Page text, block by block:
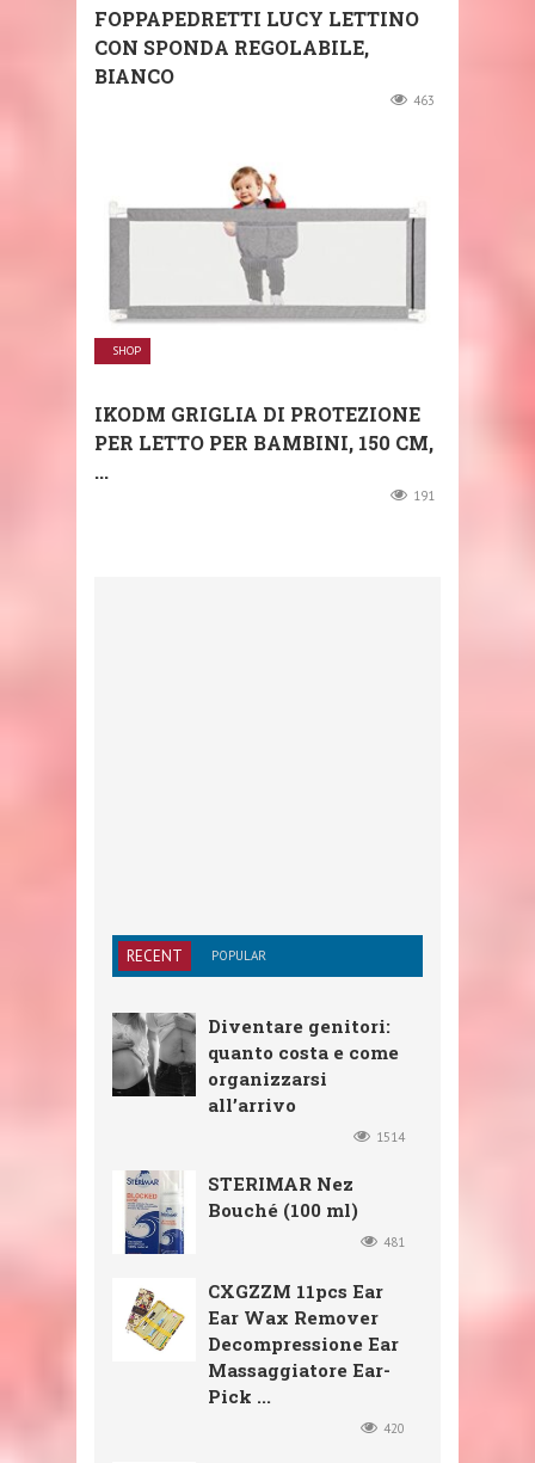
FOPPAPEDRETTI LUCY LETTINO
CON SPONDA REGOLABILE,
BIANCO
463
SHOP
IKODM GRIGLIA DI PROTEZIONE
PER LETTO PER BAMBINI, 150 CM,
...
191
RECENT POPULAR
Diventare genitori:
quanto costa e come
organizzarsi
all’arrivo
1514
STERIMAR Nez
Bouché (100 ml)
481
CXGZZM 11pcs Ear
Ear Wax Remover
Decompressione Ear
Massaggiatore Ear-
Pick ...
420